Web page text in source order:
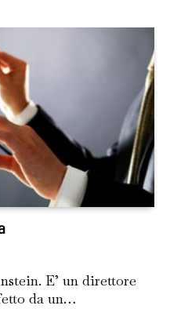
E’ un direttore
da un…